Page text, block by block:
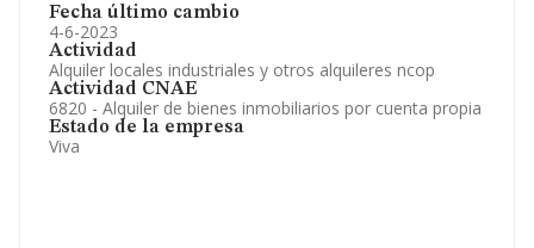
Fecha último cambio
4-6-2023
Actividad
Alquiler locales industriales y otros alquileres ncop
Actividad CNAE
6820 - Alquiler de bienes inmobiliarios por cuenta propia
Estado de la empresa
Viva